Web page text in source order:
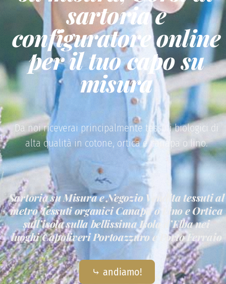
sartoria e
configuratore online
per il tuo capo su
misura
Da noi riceverai principalmente tessuti biologici di
alta qualità in cotone, ortica e canapa o lino.
Sartoria su Misura e Negozio Vendita tessuti al
metro Tessuti organici Canapa o Lino e Ortica
sull’isola sulla bellissima Isola d’Elba nei
luoghi Capoliveri Portoazzuro e Porto Ferraio
⤷ andiamo!